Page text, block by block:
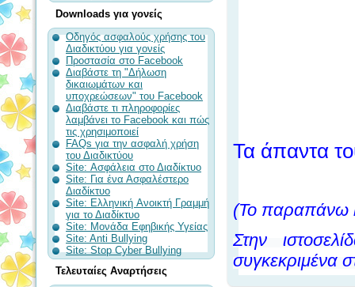
Downloads για γονείς
Οδηγός ασφαλούς χρήσης του
Διαδικτύου για γονείς
Προστασία στο Facebook
Διαβάστε τη "Δήλωση
δικαιωμάτων και
υποχρεώσεων" του Facebook
Διαβάστε τι πληροφορίες
λαμβάνει το Facebook και πώς
τις χρησιμοποιεί
FAQs για την ασφαλή χρήση
του Διαδικτύου
Site: Ασφάλεια στο Διαδίκτυο
Site: Για ένα Ασφαλέστερο
Διαδίκτυο
Site: Ελληνική Aνοικτή Γραμμή
για το Διαδίκτυο
Site: Μονάδα Εφηβικής Υγείας
Site: Anti Bullying
Site: Stop Cyber Bullying
Τελευταίες Αναρτήσεις
Τα άπαντα
(Το παραπάνω
Στην
συγκεκριμένα